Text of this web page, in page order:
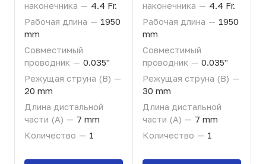
наконечника — 4.4 Fr.
Рабочая длина — 1950
mm
Совместимый
проводник — 0.035"
Режущая струна (B) —
20 mm
Длина дистальной
части (A) — 7 mm
Количество — 1
наконечника — 4.4 Fr.
Рабочая длина — 1950
mm
Совместимый
проводник — 0.035"
Режущая струна (B) —
30 mm
Длина дистальной
части (A) — 7 mm
Количество — 1